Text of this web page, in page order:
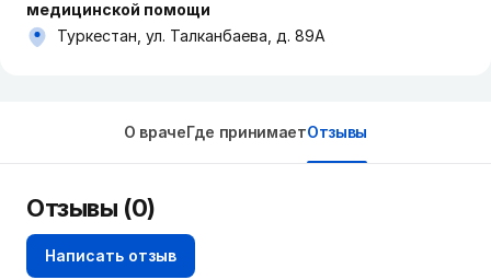
медицинской помощи
Туркестан, ул. Талканбаева, д. 89А
О врачеГде принимаетОтзывы
Отзывы (0)
Написать отзыв